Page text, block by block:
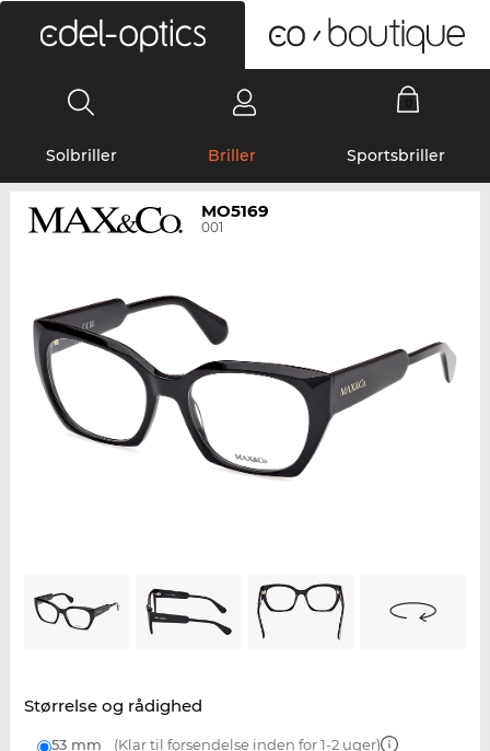
Solbriller Briller Sportsbriller
MO5169
001
Størrelse og rådighed
53 mm (Klar til forsendelse inden for 1-2 uger)